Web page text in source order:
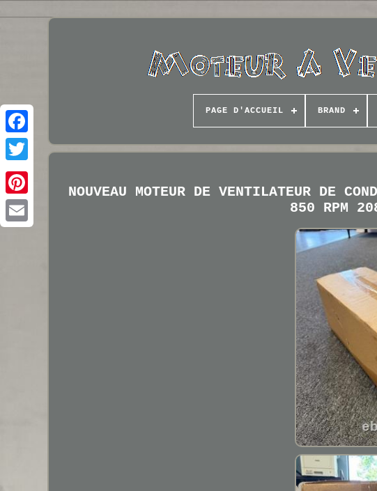
PAGE D'ACCUEIL BRAND
NOUVEAU MOTEUR DE VENTILATEUR DE
850 RPM